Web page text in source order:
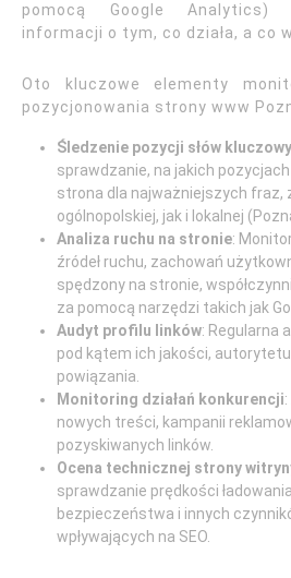
pomocą Google Analytics)
informacji o tym, co działa, a co
Oto kluczowe elementy
pozycjonowania strony www
Śledzenie pozycji słów
sprawdzanie, na jakich
strona dla najważniejszych fraz,
ogólnopolskiej, jak i lokalnej
Analiza ruchu na stronie:
źródeł ruchu, zachowań
spędzony na stronie,
za pomocą narzędzi takich jak
Audyt profilu linków: Regularna
pod kątem ich jakości,
powiązania.
Monitoring działań konkurencji
nowych treści, kampanii
pozyskiwanych linków.
Ocena technicznej strony
sprawdzanie prędkości
bezpieczeństwa i innych
wpływających na SEO.